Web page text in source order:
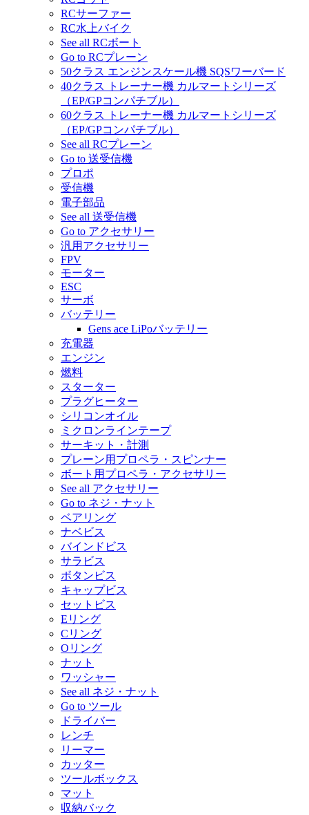
RCサーファー
RC水上バイク
See all RCボート
Go to RCプレーン
50クラス エンジンスケール機 SQSワーバード
40クラス トレーナー機 カルマートシリーズ
（EP/GPコンパチブル）
60クラス トレーナー機 カルマートシリーズ
（EP/GPコンパチブル）
See all RCプレーン
Go to 送受信機
プロポ
受信機
電子部品
See all 送受信機
Go to アクセサリー
汎用アクセサリー
FPV
モーター
ESC
サーボ
バッテリー
Gens ace LiPoバッテリー
充電器
エンジン
燃料
スターター
プラグヒーター
シリコンオイル
ミクロンラインテープ
サーキット・計測
プレーン用プロペラ・スピンナー
ボート用プロペラ・アクセサリー
See all アクセサリー
Go to ネジ・ナット
ベアリング
ナベビス
バインドビス
サラビス
ボタンビス
キャップビス
セットビス
Eリング
Cリング
Oリング
ナット
ワッシャー
See all ネジ・ナット
Go to ツール
ドライバー
レンチ
リーマー
カッター
ツールボックス
マット
収納バック